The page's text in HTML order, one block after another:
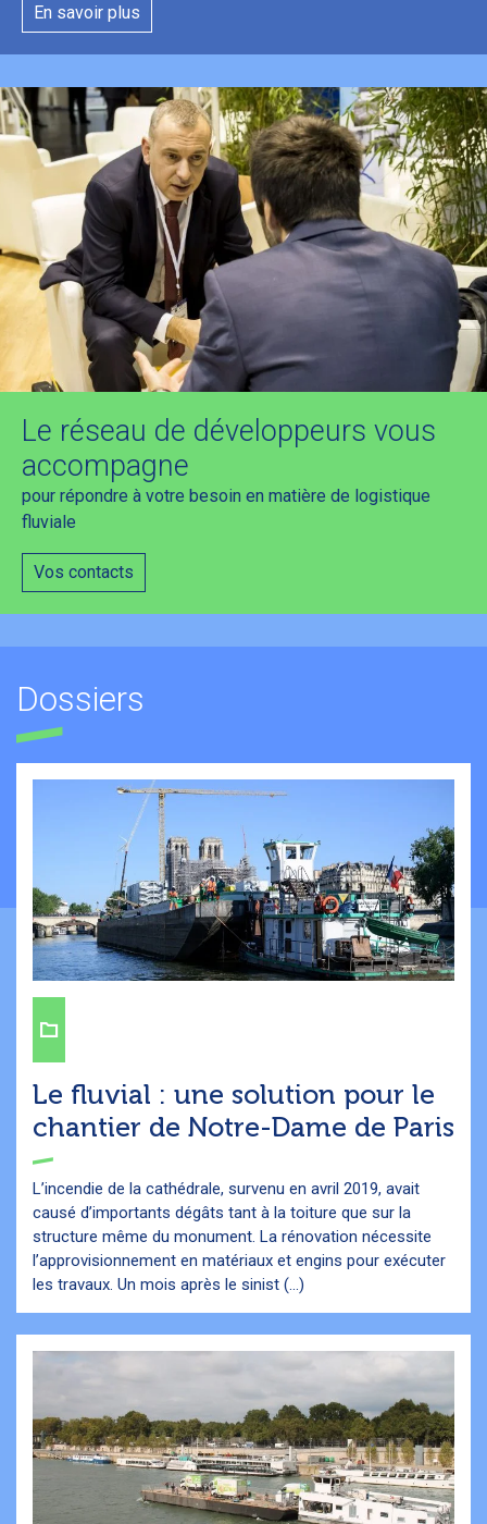
En savoir plus
Le réseau de développeurs vous
accompagne
pour répondre à votre besoin en matière de logistique
fluviale
Vos contacts
Dossiers
Le fluvial : une solution pour le
chantier de Notre-Dame de Paris
L’incendie de la cathédrale, survenu en avril 2019, avait
causé d’importants dégâts tant à la toiture que sur la
structure même du monument. La rénovation nécessite
l’approvisionnement en matériaux et engins pour exécuter
les travaux. Un mois après le sinist (...)